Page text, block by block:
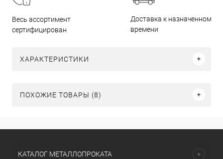
Весь ассортимент
сертифицирован
Доставка к назначенному
времени
ХАРАКТЕРИСТИКИ
ПОХОЖИЕ ТОВАРЫ (8)
КАТАЛОГ МЕТАЛЛОПРОКАТА